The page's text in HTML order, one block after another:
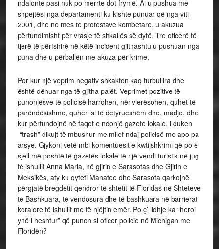
ndalonte pasi nuk po merrte dot frymë. Ai u pushua me
shpejtësi nga departamenti ku kishte punuar që nga viti
2001, dhe në mes të protestave kombëtare, u akuzua
përfundimisht për vrasje të shkallës së dytë. Tre oficerë të
tjerë të përfshirë në këtë incident gjithashtu u pushuan nga
puna dhe u përballën me akuza për krime.
Por kur një veprim negativ shkakton kaq turbullira dhe
është dënuar nga të gjitha palët. Veprimet pozitive të
punonjësve të policisë harrohen, nënvlerësohen, quhet të
parëndësishme, quhen si të detyrueshëm dhe, madje, dhe
kur përfundojnë në faqet e ndonjë gazete lokale, i duken
“trash” dikujt të mbushur me mllef ndaj policisë me apo pa
arsye. Gjykoni vetë mbi komentuesit e kwtijshkrimi që po e
sjell më poshtë të gazetës lokale të një vendi turistik në jug
të ishullit Anna Maria, në gjirin e Sarasotas dhe Gjirin e
Meksikës, aty ku qyteti Manatee dhe Sarasota qarkojnë
përgjatë bregdetit qendror të shtetit të Floridas në Shteteve
të Bashkuara, të vendosura dhe të bashkuara në barrierat
koralore të ishullit me të njëjtin emër. Po ç’ lidhje ka “heroi
ynë i heshtur” që punon si oficer policie në Michigan me
Floridën?